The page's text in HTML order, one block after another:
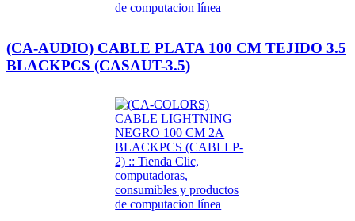
(CA-AUDIO) CABLE PLATA 100 CM TEJIDO 3.5
BLACKPCS (CASAUT-3.5)